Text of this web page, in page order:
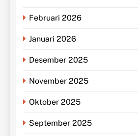
Februari 2026
Januari 2026
Desember 2025
November 2025
Oktober 2025
September 2025